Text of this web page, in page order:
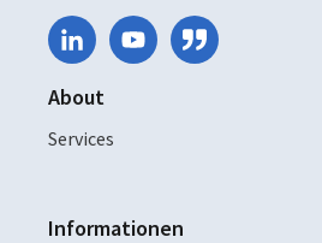
About
Services
Informationen